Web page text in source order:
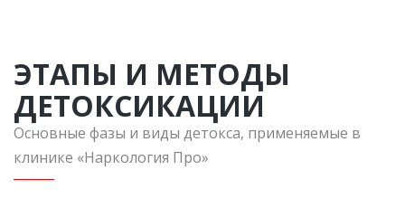
ЭТАПЫ И МЕТОДЫ
ДЕТОКСИКАЦИИ
Основные фазы и виды детокса, применяемые в
клинике «Наркология Про»